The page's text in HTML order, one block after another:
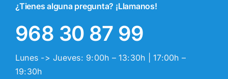
¿Tienes alguna pregunta? ¡Llamanos!
968 30 87 99
Lunes -> Jueves: 9:00h – 13:30h | 17:00h –
19:30h